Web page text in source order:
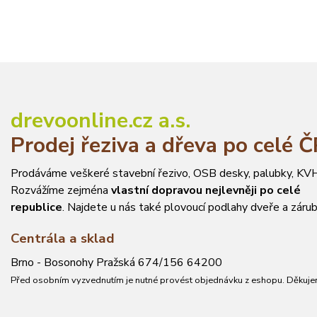
drevoonline.cz a.s.
Prodej řeziva a dřeva po celé
Prodáváme veškeré stavební řezivo, OSB desky, palubky,
Rozvážíme zejména vlastní dopravou nejlevněji po celé
republice. Najdete u nás také plovoucí podlahy dveře a
Centrála a sklad
Brno - Bosonohy Pražská 674/156 64200
Před osobním vyzvednutím je nutné provést objednávku z eshopu.